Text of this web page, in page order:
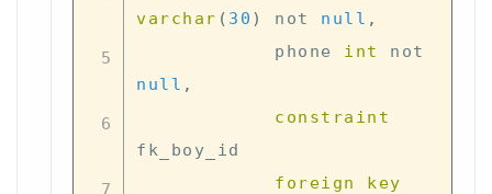
varchar ( 30 ) not null ,
            phone
int
not
null ,
constraint
fk_boy_id
foreign
key